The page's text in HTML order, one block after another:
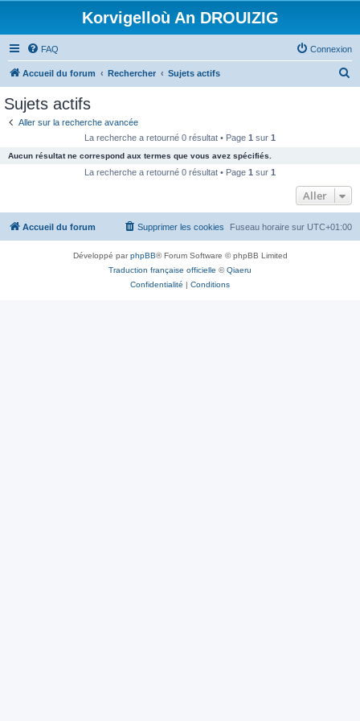
Korvigelloù An DROUIZIG
FAQ Connexion
Accueil du forum Rechercher Sujets actifs
c
e
Sujets actifs
Aller sur la recherche avancée
La recherche a retourné 0 résultat • Page 1 sur 1
Aucun résultat ne correspond aux termes que vous avez spécifiés.
La recherche a retourné 0 résultat • Page 1 sur 1
Aller
Accueil du forum Fuseau horaire sur UTC+01:00
Supprimer les cookies
Développé parphpBB® Forum Software © phpBB Limited
Traduction française officielle ©Qiaeru
Confidentialité | Conditions